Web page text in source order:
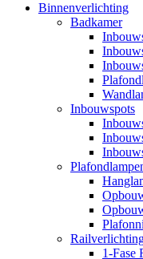
Binnenverlichting
Badkamer
Inbouwspots
1-Fase